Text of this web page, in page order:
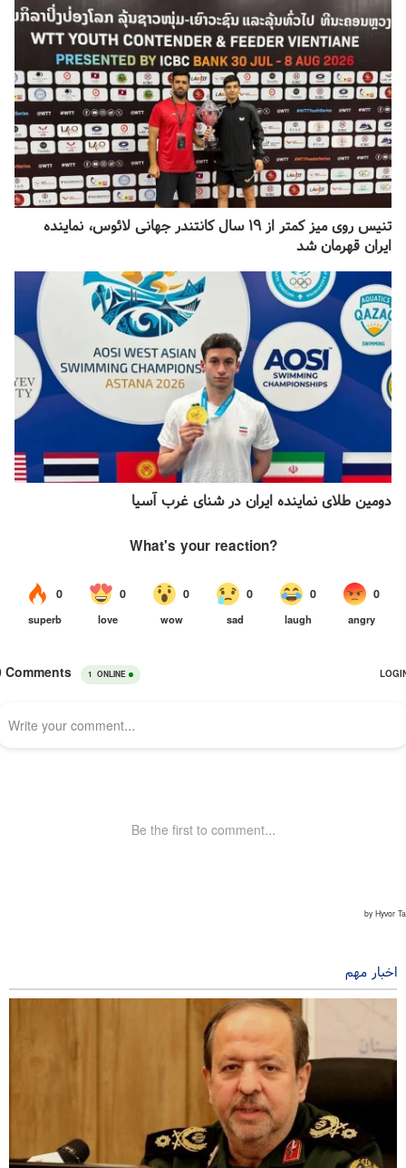
تنیس روی میز کمتر از ۱۹ سال کانتندر جهانی لائوس، نماینده
ایران قهرمان شد
دومین طلای نماینده ایران در شنای غرب آسیا
اخبار مهم